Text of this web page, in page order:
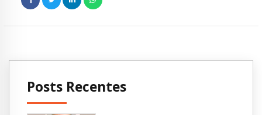
Posts Recentes